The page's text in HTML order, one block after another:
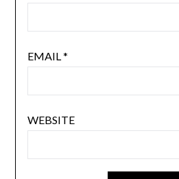
EMAIL*
WEBSITE